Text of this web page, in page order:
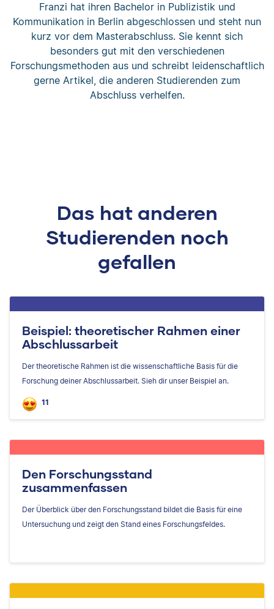
Franzi hat ihren Bachelor in Publizistik und
Kommunikation in Berlin abgeschlossen und steht nun
kurz vor dem Masterabschluss. Sie kennt sich
besonders gut mit den verschiedenen
Forschungsmethoden aus und schreibt leidenschaftlich
gerne Artikel, die anderen Studierenden zum
Abschluss verhelfen.
Das hat anderen
Studierenden noch
gefallen
Beispiel: theoretischer Rahmen einer
Abschlussarbeit
Der theoretische Rahmen ist die wissenschaftliche Basis für die
Forschung deiner Abschlussarbeit. Sieh dir unser Beispiel an.
11
Den Forschungsstand
zusammenfassen
Der Überblick über den Forschungsstand bildet die Basis für eine
Untersuchung und zeigt den Stand eines Forschungsfeldes.